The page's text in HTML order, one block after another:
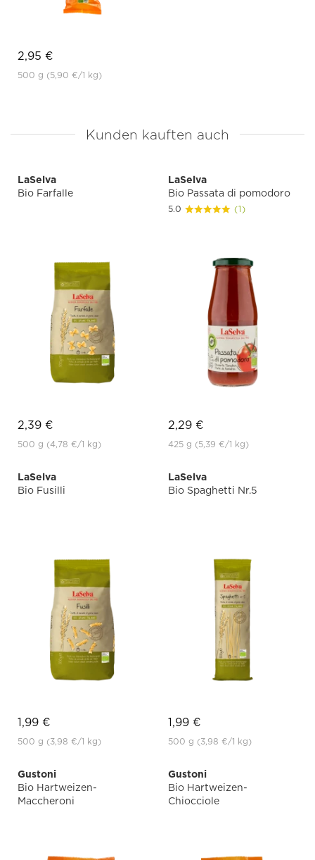
2,95 €
500 g (5,90 €/1 kg)
Kunden kauften auch
LaSelva
Bio Farfalle
2,39 €
500 g (4,78 €/1 kg)
LaSelva
Bio Passata di pomodoro
5.0 (1)
2,29 €
425 g (5,39 €/1 kg)
LaSelva
Bio Fusilli
1,99 €
500 g (3,98 €/1 kg)
LaSelva
Bio Spaghetti Nr.5
1,99 €
500 g (3,98 €/1 kg)
Gustoni
Bio Hartweizen-
Maccheroni
Gustoni
Bio Hartweizen-
Chiocciole